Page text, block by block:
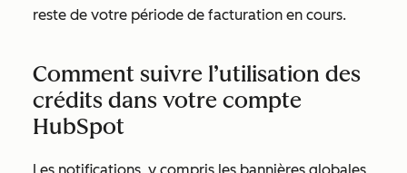
reste de votre période de facturation en cours.
Comment suivre l’utilisation des
crédits dans votre compte
HubSpot